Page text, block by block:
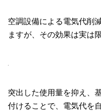
空調設備による電気代削
ますが、その効果は実は
突出した使用量を抑え、
付けることで、電気代を